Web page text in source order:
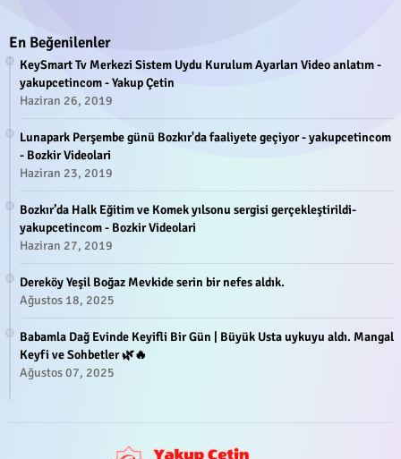
En Beğenilenler
KeySmart Tv Merkezi Sistem Uydu Kurulum Ayarları Video anlatım -
yakupcetincom - Yakup Çetin
Haziran 26, 2019
Lunapark Perşembe günü Bozkır'da faaliyete geçiyor - yakupcetincom
- Bozkir Videolari
Haziran 23, 2019
Bozkır’da Halk Eğitim ve Komek yılsonu sergisi gerçekleştirildi-
yakupcetincom - Bozkir Videolari
Haziran 27, 2019
Dereköy Yeşil Boğaz Mevkide serin bir nefes aldık.
Ağustos 18, 2025
Babamla Dağ Evinde Keyifli Bir Gün | Büyük Usta uykuyu aldı. Mangal
Keyfi ve Sohbetler 🌿🔥
Ağustos 07, 2025